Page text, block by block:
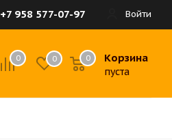
Войти
+7 958 577-07-97
0 0 Корзина
пуста
0